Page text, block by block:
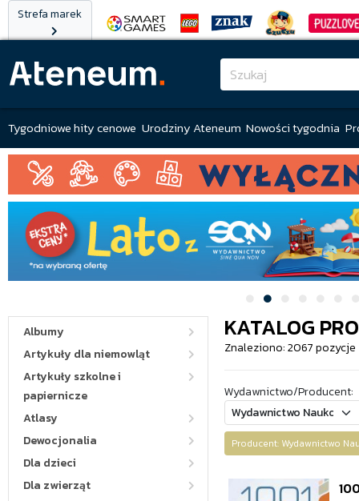
Strefa marek
Tygodniowe hity cenowe Urodziny Ateneum Nowości tygodnia
Albumy
Artykuły dla niemowląt
Artykuły szkolne i
papiernicze
Atlasy
Dewocjonalia
Dla dzieci
Dla zwierząt
KATALOG
Znaleziono: 2067 pozycje
Wydawnictwo/Producent:
Producent: Wydawnictwo